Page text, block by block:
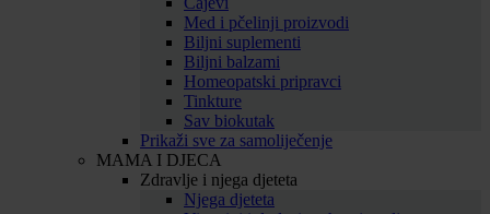
Med i pčelinji proizvodi
Biljni suplementi
Biljni balzami
Homeopatski pripravci
Tinkture
Sav biokutak
Prikaži sve za samoliječenje
MAMA I DJECA
Zdravlje i njega djeteta
Njega djeteta